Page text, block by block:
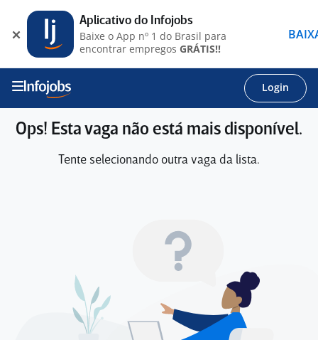
Login
Ops! Esta vaga não está mais disponível.
Tente selecionando outra vaga da lista.
Aplicativo do Infojobs
Baixe o App nº 1 do Brasil para
encontrar empregos GRÁTIS!!